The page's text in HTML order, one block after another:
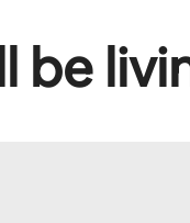
be